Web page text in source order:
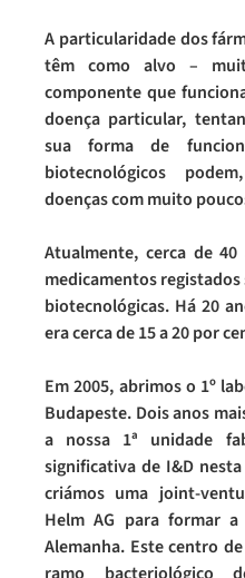
A particularidade dos
têm como alvo –
componente que
doença particular,
sua forma de
biotecnológicos
doenças com muito
Atualmente, cerca de
medicamentos
biotecnológicas. Há 20
era cerca de 15 a 20 por
Em 2005, abrimos o 1º
Budapeste. Dois anos
a nossa 1ª unidade
significativa de I&D
criámos uma joint-
Helm AG para formar
Alemanha. Este centro